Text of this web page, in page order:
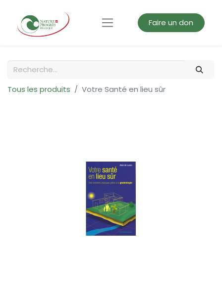
Faire un don
Tous les produits Votre Santé en lieu sûr